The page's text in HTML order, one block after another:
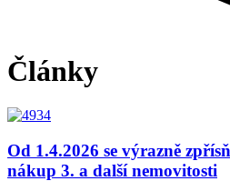
Články
Od 1.4.2026 se výrazně
nákup 3. a další nemovitosti